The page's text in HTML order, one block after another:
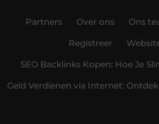
Partners Over ons Ons
Registreer
SEO Backlinks Kopen: Hoe Je
Geld Verdienen via Internet: